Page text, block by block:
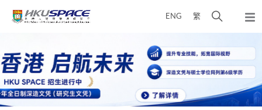
ENG 繁
开
搜
寻
介
面
弹
出
单
start